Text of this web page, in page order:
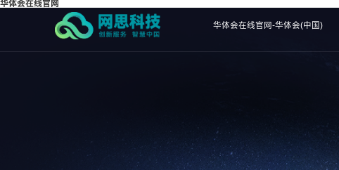
华体会在线官网
华体会在线官网-华体会(中国)